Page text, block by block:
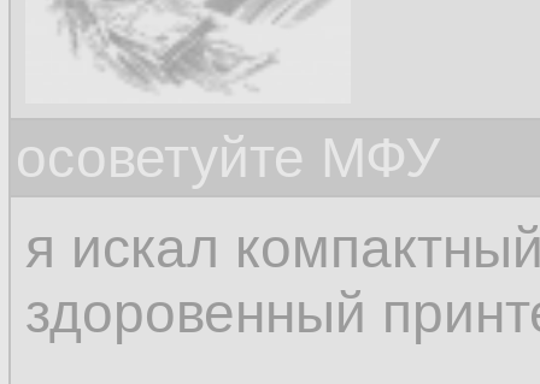
осоветуйте МФУ
я искал
здоровенный